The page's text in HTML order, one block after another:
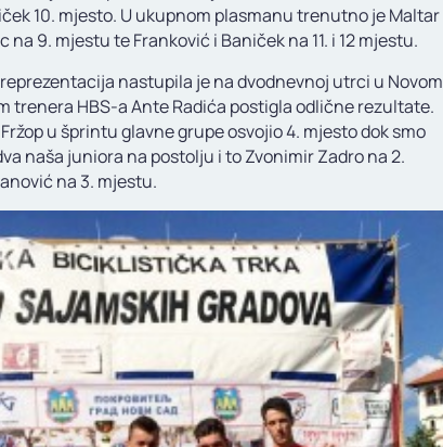
10. mjesto. U ukupnom plasmanu trenutno je Maltar
na 9. mjestu te Franković i Baniček na 11. i 12 mjestu.
nastupila je na dvodnevnoj utrci u Novom
trenera HBS-a Ante Radića postigla odlične rezultate.
u šprintu glavne grupe osvojio 4. mjesto dok smo
naša juniora na postolju i to Zvonimir Zadro na 2.
na 3. mjestu.